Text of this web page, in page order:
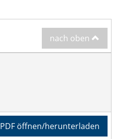
t
o
nach oben
PDF öffnen/herunterladen